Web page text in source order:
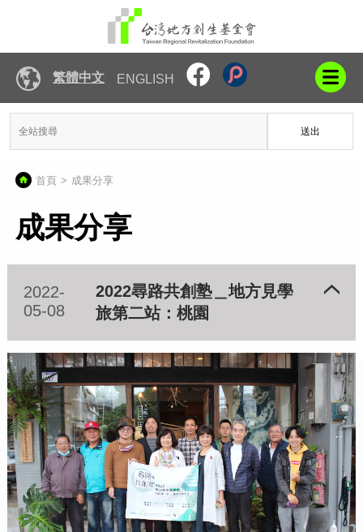
繁體中文 ENGLISH
送出
首頁 成果分享
成果分享
2022-
05-08
2022尋路共創塾＿地方見學
旅第二站：桃園